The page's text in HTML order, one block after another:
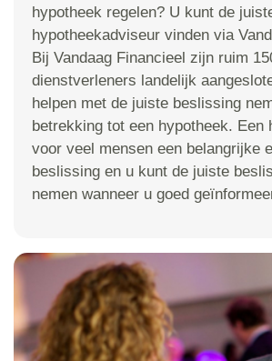
hypotheek regelen? U kunt de
hypotheekadviseur vinden via
Bij Vandaag Financieel zijn ruim
dienstverleners landelijk
helpen met de juiste beslissing
betrekking tot een hypotheek. Een
voor veel mensen een belangrijke
beslissing en u kunt de juiste
nemen wanneer u goed